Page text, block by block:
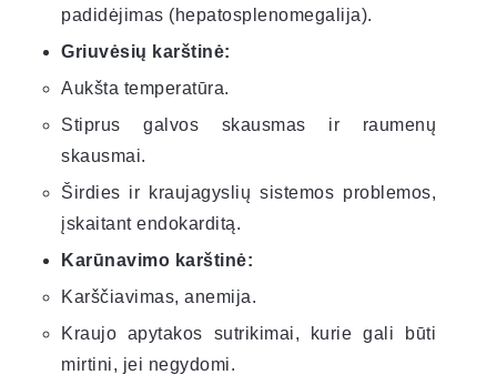
padidėjimas (hepatosplenomegalija).
Griuvėsių karštinė:
Aukšta temperatūra.
Stiprus galvos skausmas ir raumenų
skausmai.
Širdies ir kraujagyslių sistemos problemos,
įskaitant endokarditą.
Karūnavimo karštinė:
Karščiavimas, anemija.
Kraujo apytakos sutrikimai, kurie gali būti
mirtini, jei negydomi.